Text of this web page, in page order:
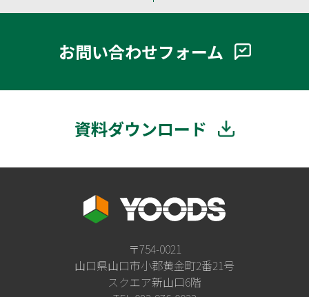
お問い合わせフォーム
資料ダウンロード
〒754-0021
山口県山口市小郡黄金町2番21号
スクエア新山口6階